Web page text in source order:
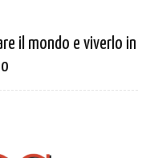
il mondo e viverlo in